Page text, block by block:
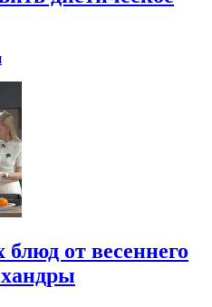
от весеннего